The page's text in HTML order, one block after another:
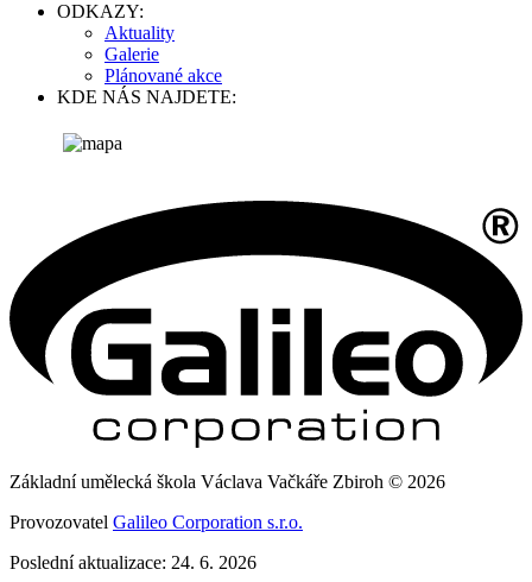
ODKAZY:
Aktuality
Galerie
Plánované akce
KDE NÁS NAJDETE:
Základní umělecká škola Václava Vačkáře Zbiroh © 2026
Provozovatel Galileo Corporation s.r.o.
Poslední aktualizace: 24. 6. 2026